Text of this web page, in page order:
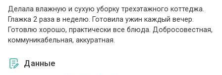
Делала влажную и сухую уборку трехэтажного коттеджа.
Глажка 2 раза в неделю. Готовила ужин каждый вечер.
Готовлю хорошо, практически все блюда. Добросовестная,
коммуникабельная, аккуратная.
Данные